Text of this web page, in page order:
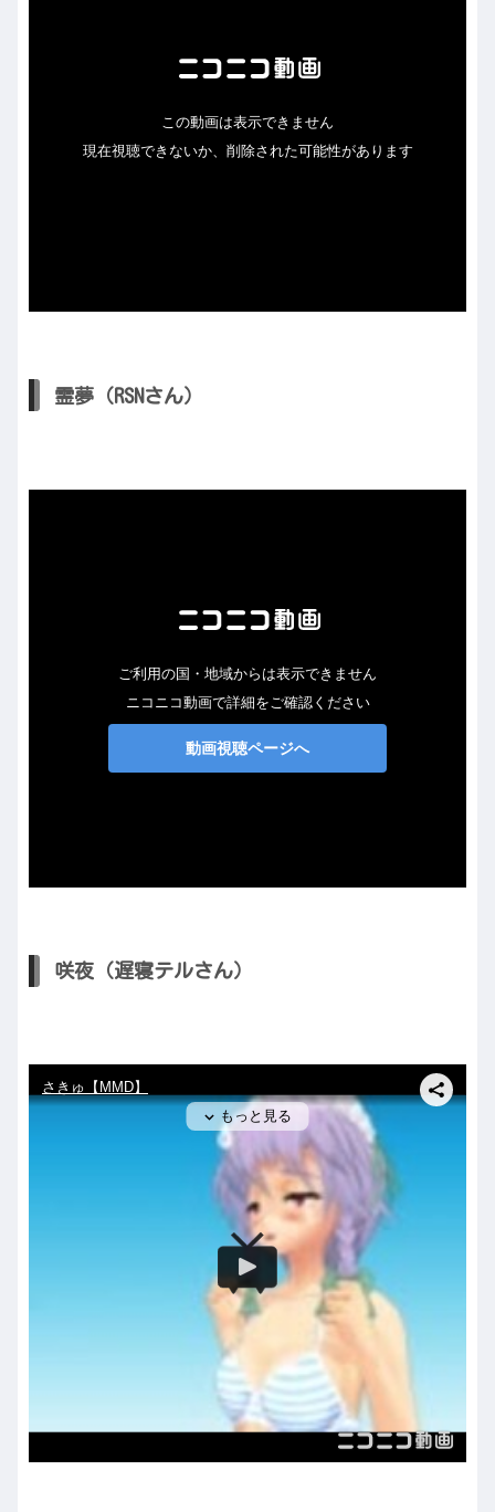
霊夢（RSNさん）
咲夜（遅寝テルさん）